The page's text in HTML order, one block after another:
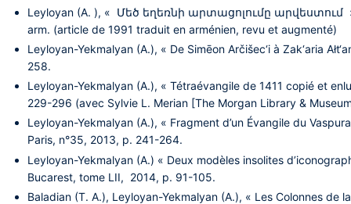
Leyloyan (A. ), « Մեծ եղեռնի արտացոլումը արվեստում »
arm. (article de 1991 traduit en arménien, revu et augmenté)
Leyloyan-Yekmalyan (A.), « De Simēon Arčišec‘i à Zak‘aria
258.
Leyloyan-Yekmalyan (A.), « Tétraévangile de 1411 copié et
229-296 (avec Sylvie L. Merian [The Morgan Library &
Leyloyan-Yekmalyan (A.), « Fragment d’un Évangile du
Paris, n°35, 2013, p. 241-264.
Leyloyan-Yekmalyan (A.) « Deux modèles insolites
Bucarest, tome LII, 2014, p. 91-105.
Baladian (T. A.), Leyloyan-Yekmalyan (A.), « Les Colonnes de